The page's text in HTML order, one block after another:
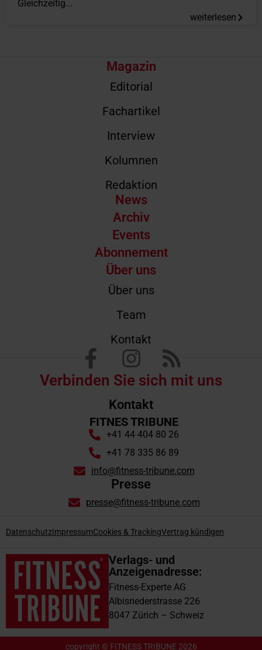
Gleichzeitig...
weiterlesen
Verlags- und
Anzeigenadresse:
Fitness-Experte AG
Albisriederstrasse 226
8047 Zürich – Schweiz
Magazin
Editorial
Fachartikel
Interview
Kolumnen
Redaktion
News
Archiv
Events
Abonnement
Über uns
Über uns
Team
Kontakt
Kontakt
FITNES TRIBUNE
+41 44 404 80 26
+41 78 335 86 89
info@fitness-tribune.com
Presse
presse@fitness-tribune.com
Verbinden Sie sich mit uns
DatenschutzImpressumCookies & TrackingVertrag kündigen
copyright © FITNESS TRIBUNE 2026